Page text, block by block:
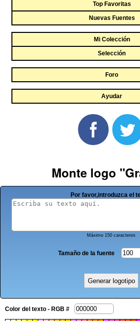
Top Favoritas
Nuevas Fuentes
Mi Colección
Selección
Foro
Ayudar
Monte logo
Por favor,introduzca el
Máximo 150 caracteres
Tamaño de la fuente
Color del texto - RGB #